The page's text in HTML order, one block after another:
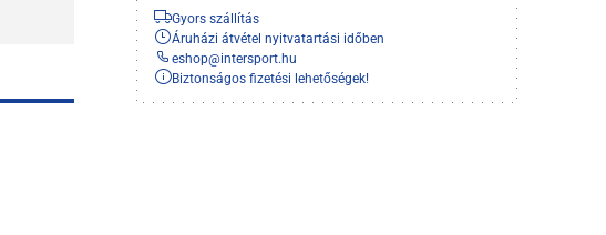
Gyors szállítás
Áruházi átvétel nyitvatartási időben
eshop@intersport.hu
Biztonságos fizetési lehetőségek!